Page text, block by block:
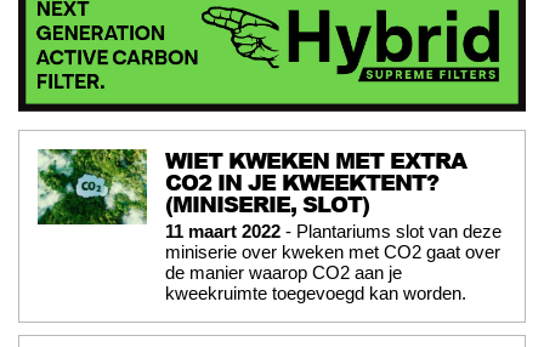
WIET KWEKEN MET EXTRA
CO2 IN JE KWEEKTENT?
(MINISERIE, SLOT)
11 maart 2022 - Plantariums slot van deze
miniserie over kweken met CO2 gaat over
de manier waarop CO2 aan je
kweekruimte toegevoegd kan worden.